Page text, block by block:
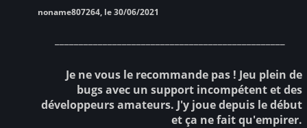
noname807264, le 30/06/2021
Je ne vous le recommande pas ! Jeu plein de
bugs avec un support incompétent et des
développeurs amateurs. J'y joue depuis le début
et ça ne fait qu'empirer.